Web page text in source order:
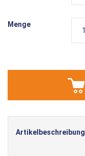
Menge
Artikelbeschreibung